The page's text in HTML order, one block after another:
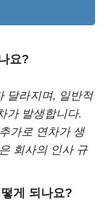
요?
달라지며, 일반적
가 발생합니다.
가로 연차가 생
회사의 인사 규
게 되나요?